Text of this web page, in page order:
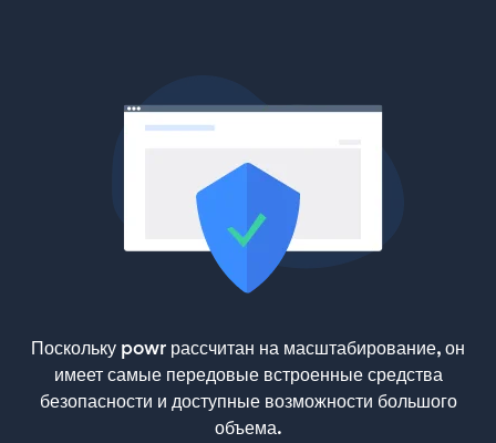
Поскольку powr рассчитан на масштабирование, он
имеет самые передовые встроенные средства
безопасности и доступные возможности большого
объема.